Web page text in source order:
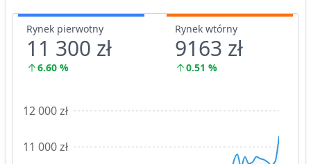
Rynek pierwotny
11 300 zł
6.60 %
Rynek wtórny
9163 zł
0.51 %
11 000 zł
12 000 zł